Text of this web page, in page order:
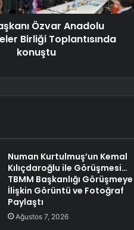
Özvar Anadolu
Birliği Toplantısında
konuştu
Numan Kurtulmuş’un Kemal
Kılıçdaroğlu ile Görüşmesi…
TBMM Başkanlığı Görüşmeye
İlişkin Görüntü ve Fotoğraf
Paylaştı
Ağustos 7, 2026